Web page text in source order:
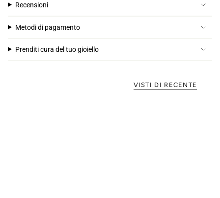
Recensioni
Metodi di pagamento
Prenditi cura del tuo gioiello
VISTI DI RECENTE